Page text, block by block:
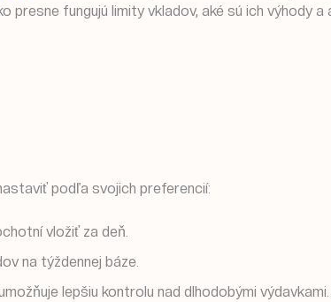
fungujú limity vkladov, aké sú ich výhody
podľa svojich preferencií:
vložiť za deň.
na týždennej báze.
lepšiu kontrolu nad dlhodobými výdavkami.